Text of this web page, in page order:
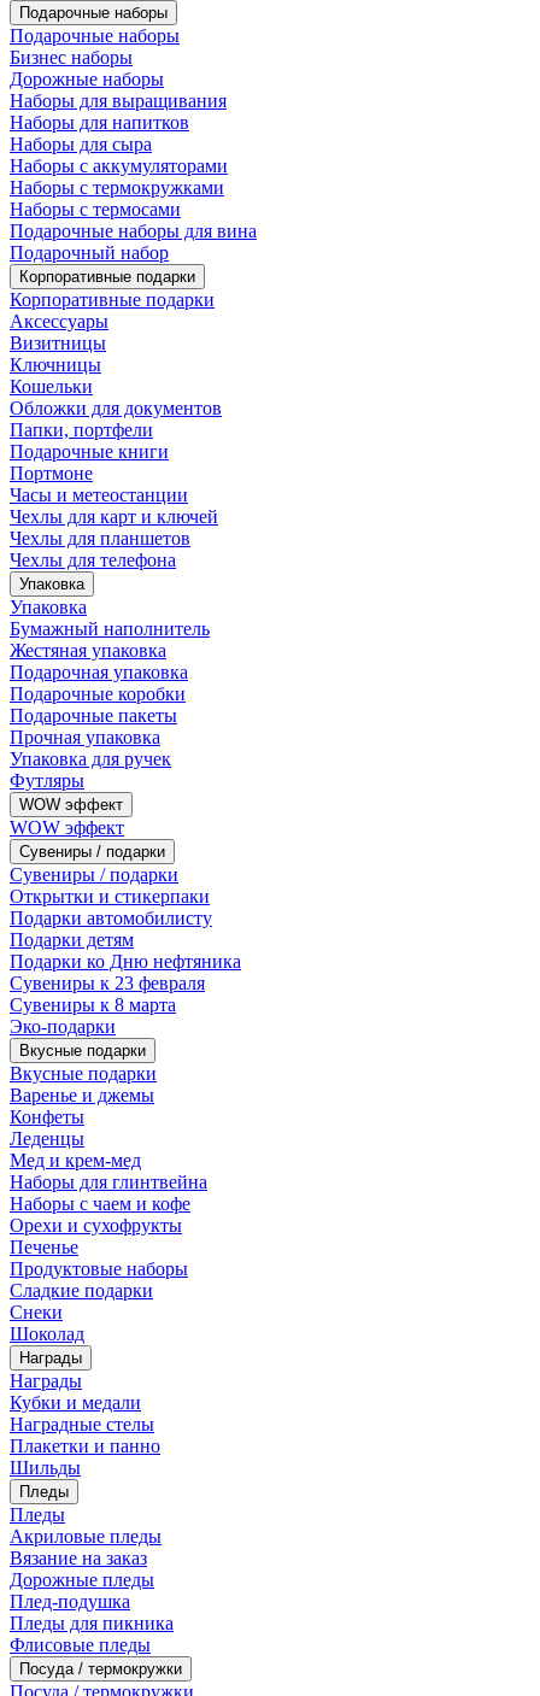
Подарочные наборы
Подарочные наборы
Бизнес наборы
Дорожные наборы
Наборы для выращивания
Наборы для напитков
Наборы для сыра
Наборы с аккумуляторами
Наборы с термокружками
Наборы с термосами
Подарочные наборы для вина
Подарочный набор
Корпоративные подарки
Корпоративные подарки
Аксессуары
Визитницы
Ключницы
Кошельки
Обложки для документов
Папки, портфели
Подарочные книги
Портмоне
Часы и метеостанции
Чехлы для карт и ключей
Чехлы для планшетов
Чехлы для телефона
Упаковка
Упаковка
Бумажный наполнитель
Жестяная упаковка
Подарочная упаковка
Подарочные коробки
Подарочные пакеты
Прочная упаковка
Упаковка для ручек
Футляры
WOW эффект
WOW эффект
Сувениры / подарки
Сувениры / подарки
Открытки и стикерпаки
Подарки автомобилисту
Подарки детям
Подарки ко Дню нефтяника
Сувениры к 23 февраля
Сувениры к 8 марта
Эко-подарки
Вкусные подарки
Вкусные подарки
Варенье и джемы
Конфеты
Леденцы
Мед и крем-мед
Наборы для глинтвейна
Наборы с чаем и кофе
Орехи и сухофрукты
Печенье
Продуктовые наборы
Сладкие подарки
Снеки
Шоколад
Награды
Награды
Кубки и медали
Наградные стелы
Плакетки и панно
Шильды
Пледы
Пледы
Акриловые пледы
Вязание на заказ
Дорожные пледы
Плед-подушка
Пледы для пикника
Флисовые пледы
Посуда / термокружки
Посуда / термокружки